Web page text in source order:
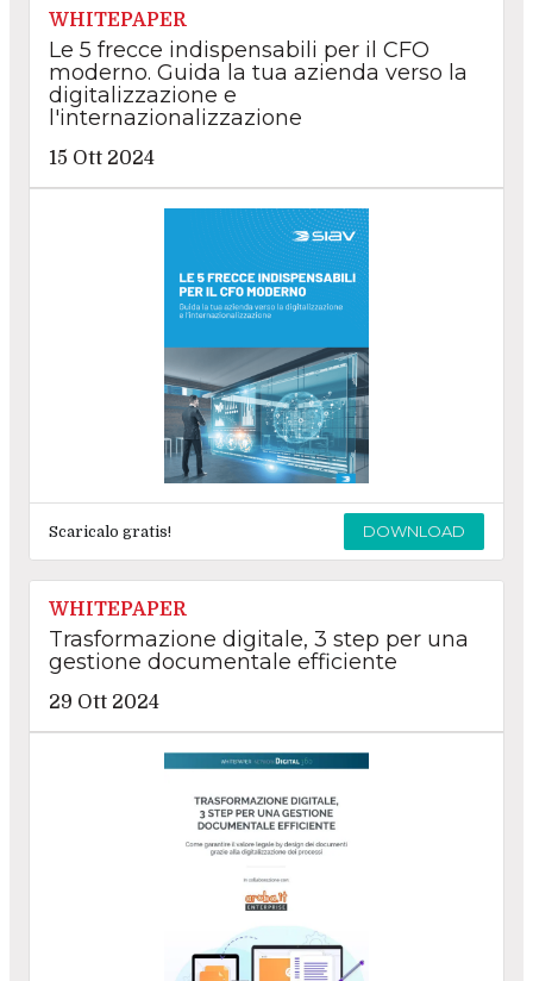
WHITEPAPER
Le 5 frecce indispensabili per il CFO
moderno. Guida la tua azienda verso la
digitalizzazione e
l'internazionalizzazione
15 Ott 2024
Scaricalo gratis! DOWNLOAD
WHITEPAPER
Trasformazione digitale, 3 step per una
gestione documentale efficiente
29 Ott 2024